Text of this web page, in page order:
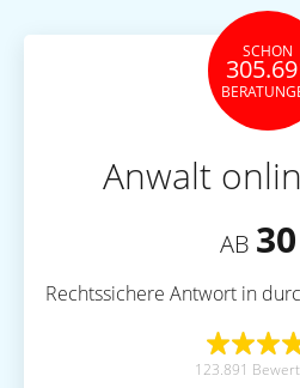
SCHON
Anwalt
AB 30
Rechtssichere Antwort in
123.891